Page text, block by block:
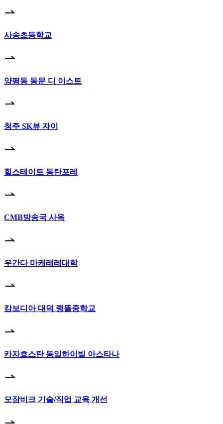
사송초등학교
양평동 동문 디 이스트
청주 SK뷰 자이
힐스테이트 동탄포레
CMB방송국 사옥
우간다 마케레레대학
캄보디아 대덕 랭뜰중학교
카자흐스탄 동일하이빌 아스타나
모잠비크 기술/직업 교육 개선